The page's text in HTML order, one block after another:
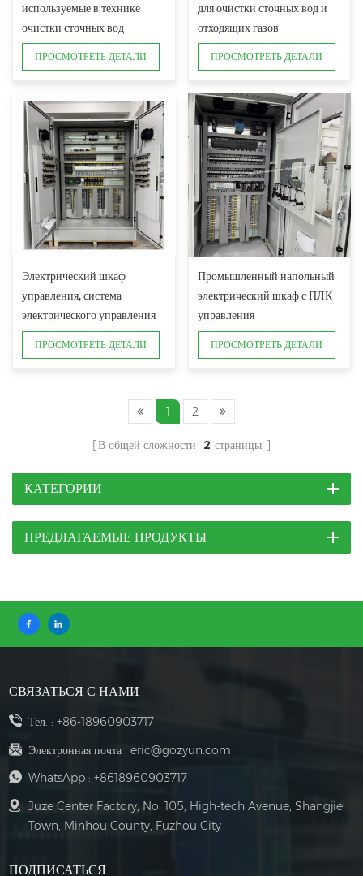
используемые в технике
очистки сточных вод
ПРОСМОТРЕТЬ ДЕТАЛИ
для очистки сточных вод и
отходящих газов
ПРОСМОТРЕТЬ ДЕТАЛИ
Электрический шкаф
управления, система
электрического управления
промышленной
ПРОСМОТРЕТЬ ДЕТАЛИ
Промышленный напольный
электрический шкаф с ПЛК
управления
ПРОСМОТРЕТЬ ДЕТАЛИ
1 2
В общей сложности 2 страницы
КАТЕГОРИИ
ПРЕДЛАГАЕМЫЕ ПРОДУКТЫ
СВЯЗАТЬСЯ С НАМИ
Тел. : +86-18960903717
Электронная почта : eric@gozyun.com
WhatsApp : +8618960903717
Juze Center Factory, No. 105, High-tech Avenue, Shangjie
Town, Minhou County, Fuzhou City
ПОДПИСАТЬСЯ